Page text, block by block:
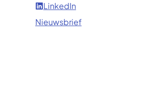
LinkedIn
Nieuwsbrief